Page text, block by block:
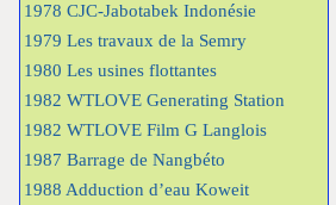
1978 CJC-Jabotabek Indonésie
1979 Les travaux de la Semry
1980 Les usines flottantes
1982 WTLOVE Generating Station
1982 WTLOVE Film G Langlois
1987 Barrage de Nangbéto
1988 Adduction d’eau Koweit